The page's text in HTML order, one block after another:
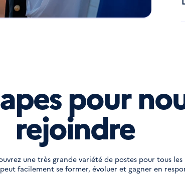
pour
rejoindre
une très grande variété de postes pour tous les
facilement se former, évoluer et gagner en